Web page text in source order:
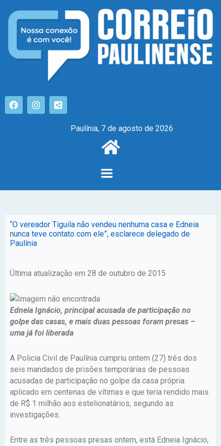
Paulínia, 7 de agosto de 2026
“O vereador Tiguila não vendeu nenhuma casa e Edneia
nunca teve contato com ele”, esclarece delegado de
Paulínia
Última atualização em 28 de outubro de 2015
Edneia Ignácio, principal acusada de participação no
golpe das casas, e mais duas pessoas foram presas –
uma já foi liberada
A Policia Civil de Paulínia cumpriu ontem (27) três dos
seis mandados de prisões temporárias de pessoas
acusadas de participação no golpe da casa própria
aplicado em centenas de vítimas e que teria rendido mais
de R$ 1 milhão aos estelionatários, segundo as
investigações.
Entre as três pessoas presas ontem, está Edneia Ignácio,